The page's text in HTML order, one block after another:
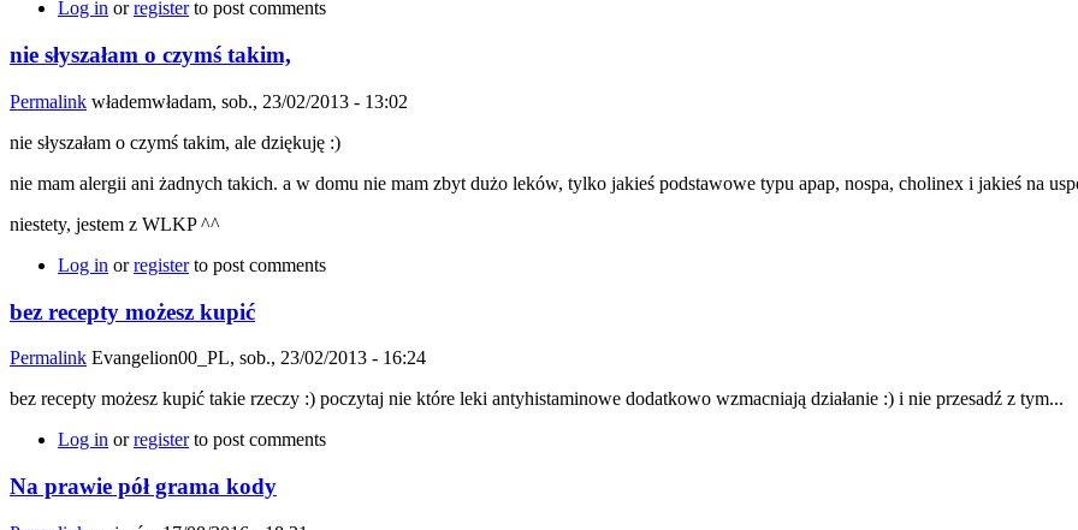
Log in orregisterto post comments
nie słyszałam o czymś takim,
Permalink włademwładam, sob., 23/02/2013 - 13:02
nie słyszałam o czymś takim, ale dziękuję :)
nie mam alergii ani żadnych takich. a w domu nie mam zbyt dużo leków, tylko jakieś podstawowe typu apap, nospa, cholinex i jakieś na
niestety, jestem z WLKP ^^
Log in orregisterto post comments
bez recepty możesz kupić
Permalink Evangelion00_PL, sob., 23/02/2013 - 16:24
bez recepty możesz kupić takie rzeczy :) poczytaj nie które leki antyhistaminowe dodatkowo wzmacniają działanie :) i nie przesadź z tym...
Log in orregisterto post comments
Na prawie pół grama kody